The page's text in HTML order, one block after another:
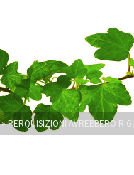
»PERQUISIZIONI AVREBBERO